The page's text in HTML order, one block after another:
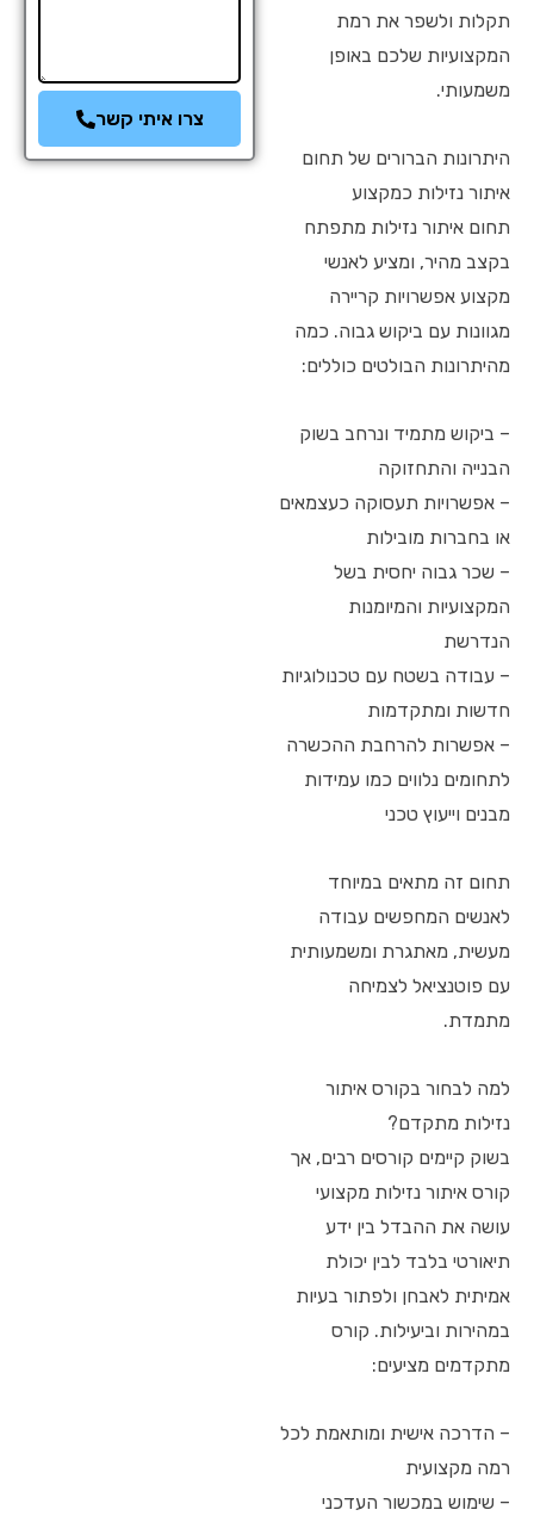
תקלות ולשפר את רמת
המקצועיות שלכם באופן
משמעותי.
היתרונות הברורים של תחום
איתור נזילות כמקצוע
תחום איתור נזילות מתפתח
בקצב מהיר, ומציע לאנשי
מקצוע אפשרויות קריירה
מגוונות עם ביקוש גבוה. כמה
מהיתרונות הבולטים כוללים:
– ביקוש מתמיד ונרחב בשוק
הבנייה והתחזוקה
– אפשרויות תעסוקה כעצמאים
או בחברות מובילות
– שכר גבוה יחסית בשל
המקצועיות והמיומנות
הנדרשת
– עבודה בשטח עם טכנולוגיות
חדשות ומתקדמות
– אפשרות להרחבת ההכשרה
לתחומים נלווים כמו עמידות
מבנים וייעוץ טכני
תחום זה מתאים במיוחד
לאנשים המחפשים עבודה
מעשית, מאתגרת ומשמעותית
עם פוטנציאל לצמיחה
מתמדת.
למה לבחור בקורס איתור
נזילות מתקדם?
בשוק קיימים קורסים רבים, אך
קורס איתור נזילות מקצועי
עושה את ההבדל בין ידע
תיאורטי בלבד לבין יכולת
אמיתית לאבחן ולפתור בעיות
במהירות וביעילות. קורס
מתקדמים מציעים:
– הדרכה אישית ומותאמת לכל
רמה מקצועית
– שימוש במכשור העדכני
צרו איתי קשר